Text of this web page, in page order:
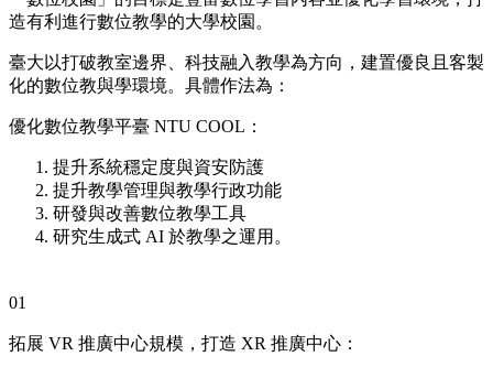
造有利進行數位教學的大學校園。
臺大以打破教室邊界、科技融入教學為方向，建置優良且客製
化的數位教與學環境。具體作法為：
優化數位教學平臺 NTU COOL：
提升系統穩定度與資安防護
提升教學管理與教學行政功能
研發與改善數位教學工具
研究生成式 AI 於教學之運用。
01
拓展 VR 推廣中心規模，打造 XR 推廣中心：